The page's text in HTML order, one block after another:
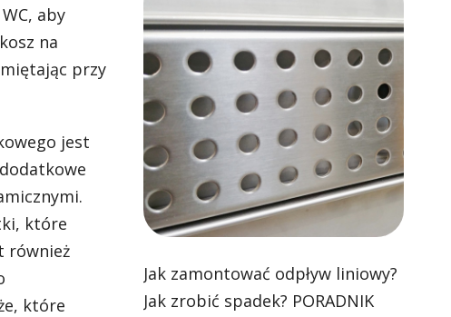
aby
na
przy
jest
które
również
które
Jak zamontować odpływ liniowy?
Jak zrobić spadek? PORADNIK